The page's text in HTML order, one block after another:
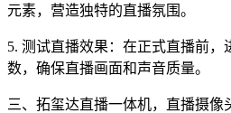
元素，营造独特的直播氛围。
5. 测试直播效果：在正式直播前
数，确保直播画面和声音质量。
三、拓玺达直播一体机，直播摄像